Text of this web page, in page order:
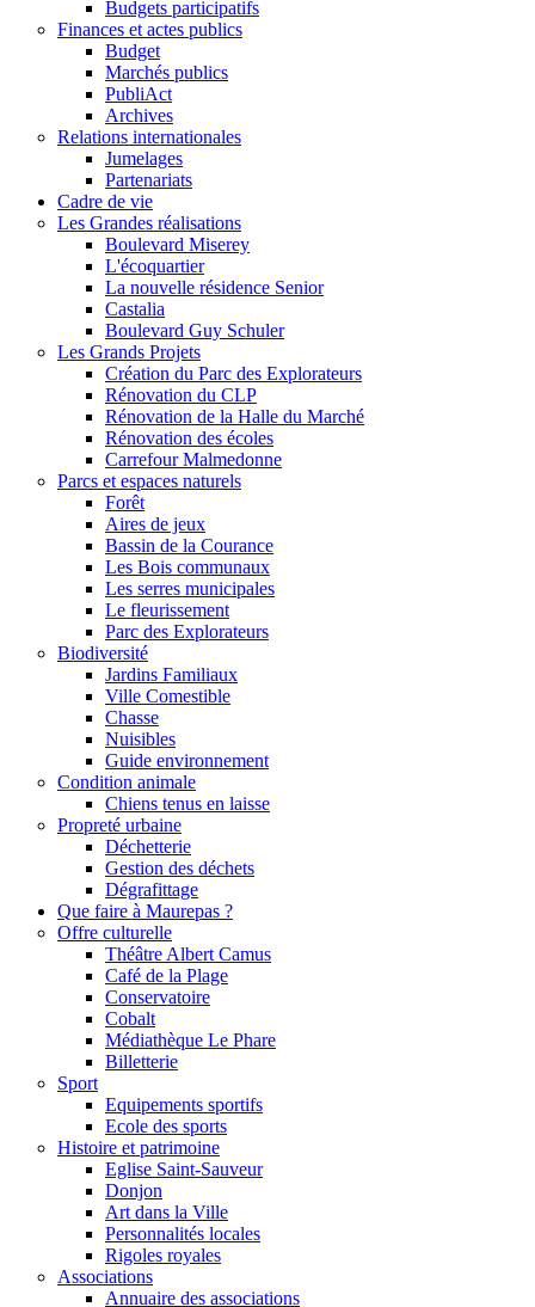
Budgets participatifs
Finances et actes publics
Budget
Marchés publics
PubliAct
Archives
Relations internationales
Jumelages
Partenariats
Cadre de vie
Les Grandes réalisations
Boulevard Miserey
L'écoquartier
La nouvelle résidence Senior
Castalia
Boulevard Guy Schuler
Les Grands Projets
Création du Parc des Explorateurs
Rénovation du CLP
Rénovation de la Halle du Marché
Rénovation des écoles
Carrefour Malmedonne
Parcs et espaces naturels
Forêt
Aires de jeux
Bassin de la Courance
Les Bois communaux
Les serres municipales
Le fleurissement
Parc des Explorateurs
Biodiversité
Jardins Familiaux
Ville Comestible
Chasse
Nuisibles
Guide environnement
Condition animale
Chiens tenus en laisse
Propreté urbaine
Déchetterie
Gestion des déchets
Dégrafittage
Que faire à Maurepas ?
Offre culturelle
Théâtre Albert Camus
Café de la Plage
Conservatoire
Cobalt
Médiathèque Le Phare
Billetterie
Sport
Equipements sportifs
Ecole des sports
Histoire et patrimoine
Eglise Saint-Sauveur
Donjon
Art dans la Ville
Personnalités locales
Rigoles royales
Associations
Annuaire des associations